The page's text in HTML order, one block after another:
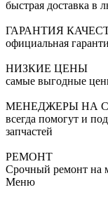
быстрая доставка в
ГАРАНТИЯ
официальная
НИЗКИЕ ЦЕНЫ
самые выгодные
МЕНЕДЖЕРЫ НА
всегда помогут и
запчастей
РЕМОНТ
Срочный ремонт на
Меню